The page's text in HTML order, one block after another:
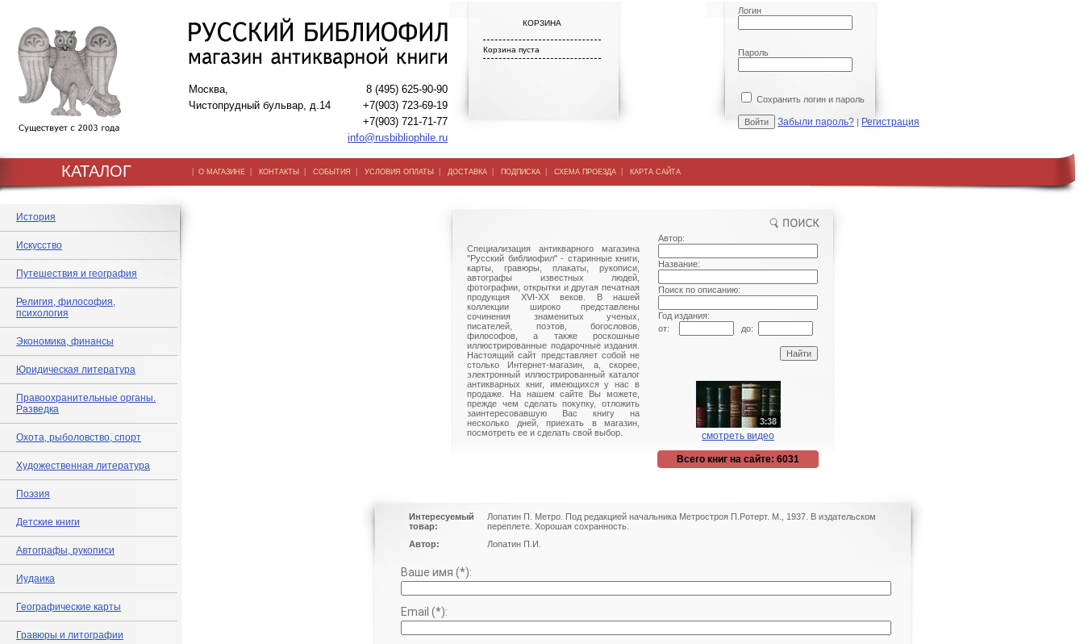
Москва,
Чистопрудный бульвар, д.14
8 (495) 625-90-90
+7(903) 723-69-19
+7(903) 721-71-77
info@rusbibliophile.ru
КОРЗИНА
Корзина пуста
Логин
Пароль
Сохранить логин и пароль
Забыли пароль? | Регистрация
КАТАЛОГ | О МАГАЗИНЕ | КОНТАКТЫ | СОБЫТИЯ | УСЛОВИЯ ОПЛАТЫ | ДОСТАВКА | ПОДПИСКА | СХЕМА ПРОЕЗДА | КАРТА САЙТА
История
Искусство
Путешествия и география
Религия, философия,
психология
Экономика, финансы
Юридическая литература
Правоохранительные органы.
Разведка
Охота, рыболовство, спорт
Художественная литература
Поэзия
Детские книги
Автографы, рукописи
Иудаика
Географические карты
Гравюры и литографии
Специализация антикварного магазина
"Русский библиофил" - старинные книги,
карты, гравюры, плакаты, рукописи,
автографы известных людей,
фотографии, открытки и другая печатная
продукция XVI-XX веков. В нашей
коллекции широко представлены
сочинения знаменитых ученых,
писателей, поэтов, богословов,
философов, а также роскошные
иллюстрированные подарочные издания.
Настоящий сайт представляет собой не
столько Интернет-магазин, а, скорее,
электронный иллюстрированный каталог
антикварных книг, имеющихся у нас в
продаже. На нашем сайте Вы можете,
прежде чем сделать покупку, отложить
заинтересовавшую Вас книгу на
несколько дней, приехать в магазин,
посмотреть ее и сделать свой выбор.
Автор:
Название:
Поиск по описанию:
Год издания:
от:
до:
смотреть видео
Всего книг на сайте: 6031
Интересуемый
товар:
Лопатин П. Метро. Под редакцией начальника Метростроя П.Ротерт. М., 1937. В издательском
переплете. Хорошая сохранность.
Автор:
Лопатин П.И.
Ваше имя (*):
Email (*):